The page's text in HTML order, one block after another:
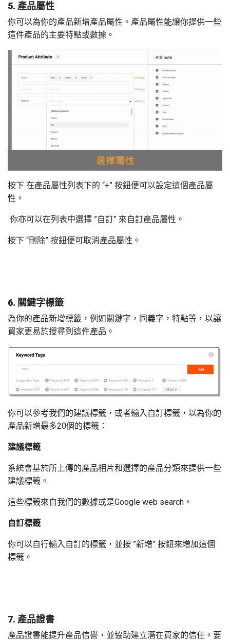
5. 產品屬性
你可以為你的產品新增產品屬性。產品屬性能讓你提供一些
這件產品的主要特點或數據。
按下 在產品屬性列表下的 “+” 按鈕便可以設定這個產品屬
性。
你亦可以在列表中選擇 ”自訂” 來自訂產品屬性。
按下 “刪除” 按鈕便可取消產品屬性。
6. 關鍵字標籤
為你的產品新增標籤，例如關鍵字，同義字，特點等，以讓
買家更易於搜尋到這件產品。
你可以參考我們的建議標籤，或者輸入自訂標籤，以為你的
產品新增最多20個的標籤：
建議標籤
系統會基於所上傳的產品相片和選擇的產品分類來提供一些
建議標籤。
這些標籤來自我們的數據或是Google web search。
自訂標籤
你可以自行輸入自訂的標籤，並按 ”新增” 按鈕來增加這個
標籤。
7. 產品證書
產品證書能提升產品信譽，並協助建立潛在買家的信任。要